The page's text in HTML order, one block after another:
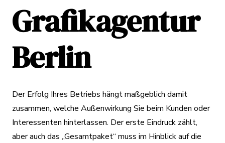
Grafikagentur
Berlin
Der Erfolg Ihres Betriebs hängt maßgeblich damit
zusammen, welche Außenwirkung Sie beim Kunden oder
Interessenten hinterlassen. Der erste Eindruck zählt,
aber auch das „Gesamtpaket“ muss im Hinblick auf die